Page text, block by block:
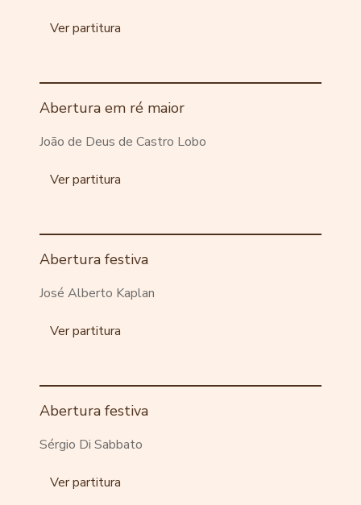
Ver partitura
Abertura em ré maior
João de Deus de Castro Lobo
Ver partitura
Abertura festiva
José Alberto Kaplan
Ver partitura
Abertura festiva
Sérgio Di Sabbato
Ver partitura